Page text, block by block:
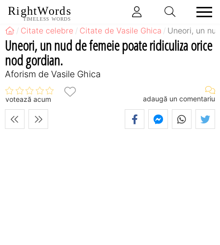
RightWords
TIMELESS WORDS
Citate celebre Citate de Vasile Ghica Uneori, un
Uneori, un nud de femeie poate ridiculiza orice
nod gordian.
Aforism de Vasile Ghica
votează acum adaugă un comentariu